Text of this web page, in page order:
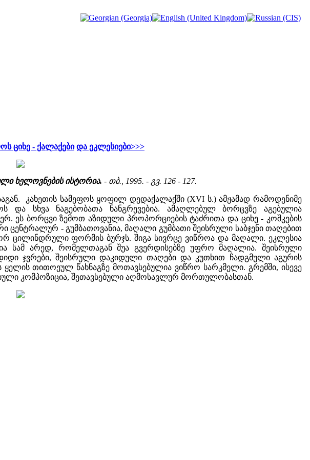
ციხე - ქალაქები და ეკლესიები>>>
ხელოვნების ისტორია. - თბ., 1995. - გვ. 126 - 127.
კახეთის სამეფოს ყოფილ დედაქალაქში (XVI ს.) ამჟამად რამოდენიმე
და სხვა ნაგებობათა ნანგრევებია. ამაღლებულ ბორცვზე აგებულია
ეს ბორცვი ზემოთ აზიდული პროპორციების ტაძრითა და ციხე - კოშკების
ცენტრალურ - გუმბათოვანია, მაღალი გუმბათი შეისრული საბჯენი თაღებით
ცილინდრული ფორმის ბურჯს. შიგა სივრცე ვიწროა და მაღალი. ეკლესია
სამ არედ, რომელთაგან შუა გვერდისებზე უფრო მაღალია. შეისრული
ჯვრები, შეისრული დაკიდული თაღები და კუთხით ჩადგმული აგურის
თითოეულ წახნაგზე მოთავსებულია ვიწრო სარკმელი. გრემში, ისევე
კომპოზიცია, შეთავსებული აღმოსავლურ მორთულობასთან.